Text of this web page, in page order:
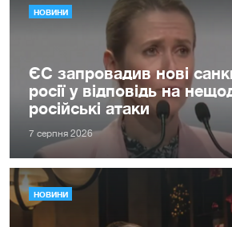
НОВИНИ
ЄС запровадив нові
росії у відповідь на
російські атаки
7 серпня 2026
НОВИНИ